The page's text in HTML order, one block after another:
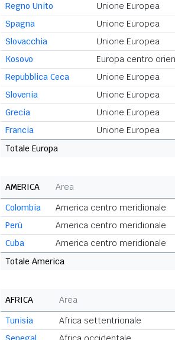
Regno Unito
Unione Europea
Spagna
Unione Europea
Slovacchia
Unione Europea
Kosovo
Europa centro
Repubblica Ceca
Unione Europea
Slovenia
Unione Europea
Grecia
Unione Europea
Francia
Unione Europea
Totale Europa
AMERICA Area
Colombia
America centro meridionale
Perù
America centro meridionale
Cuba
America centro meridionale
Totale America
AFRICA Area
Tunisia
Africa settentrionale